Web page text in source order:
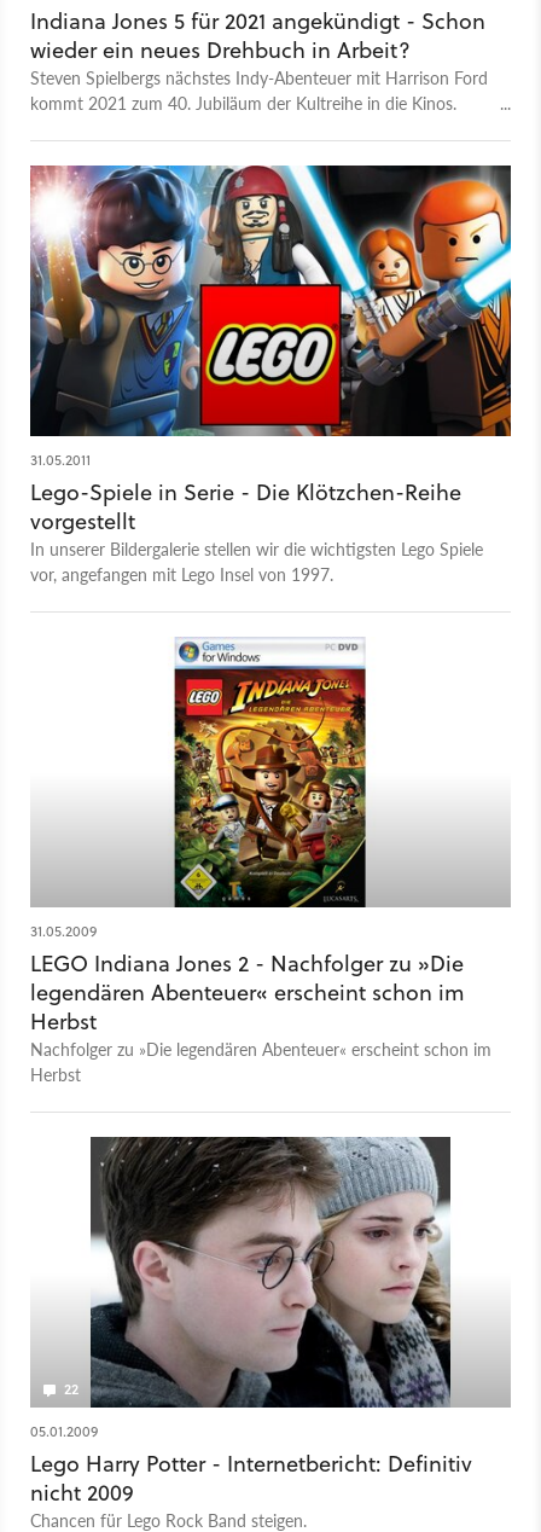
Indiana Jones 5 für 2021 angekündigt - Schon
wieder ein neues Drehbuch in Arbeit?
Steven Spielbergs nächstes Indy-Abenteuer mit Harrison Ford
kommt 2021 zum 40. Jubiläum der Kultreihe in die Kinos.
31.05.2011
Lego-Spiele in Serie - Die Klötzchen-Reihe
vorgestellt
In unserer Bildergalerie stellen wir die wichtigsten Lego Spiele
vor, angefangen mit Lego Insel von 1997.
31.05.2009
LEGO Indiana Jones 2 - Nachfolger zu »Die
legendären Abenteuer« erscheint schon im
Herbst
Nachfolger zu »Die legendären Abenteuer« erscheint schon im
Herbst
22
05.01.2009
Lego Harry Potter - Internetbericht: Definitiv
nicht 2009
Chancen für Lego Rock Band steigen.